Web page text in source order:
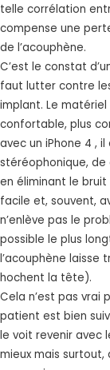
telle corrélation
compense une
de l’acouphène.
C’est le constat
faut lutter contre
implant. Le
confortable, plus
avec un iPhone 4 ,
stéréophonique, de
en éliminant le
facile et, souvent,
n’enlève pas le
possible le plus
l’acouphène laisse
hochent la tête).
Cela n’est pas vrai
patient est bien
le voit revenir avec
mieux mais surtout,